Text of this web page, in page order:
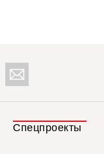
Спецпроекты